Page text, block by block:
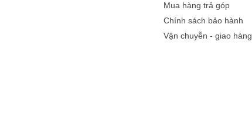
Mua hàng trả góp
Chính sách bảo hành
Vận chuyễn - giao hàng